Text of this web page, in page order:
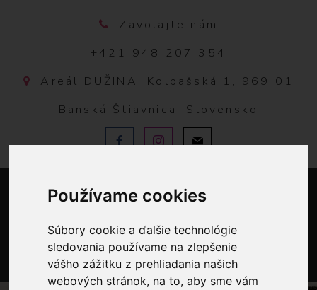
Používame cookies
Súbory cookie a ďalšie technológie
sledovania používame na zlepšenie
vášho zážitku z prehliadania našich
webových stránok, na to, aby sme vám
Zavolajte nám
+421 948 207 354
Areál DUŽINA, Kolpašská 1, 969 01
Banská Štiavnica, Slovensko
0